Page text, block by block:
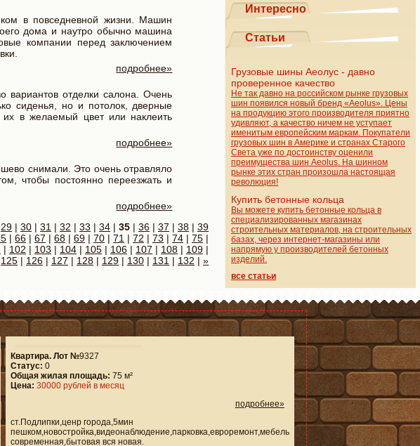
в повседневной жизни. Машин
дома и наутро обычно машина
компании перед заключением
подробнее»
вариантов отделки салона. Очень
сиденья, но и потолок, дверные
их в желаемый цвет или наклеить
подробнее»
снимали. Это очень отравляло
чтобы постоянно переезжать и
подробнее»
29 | 30 | 31 | 32 | 33 | 34 | 35 | 36 | 37 | 38 | 39
| 66 | 67 | 68 | 69 | 70 | 71 | 72 | 73 | 74 | 75 |
| 102 | 103 | 104 | 105 | 106 | 107 | 108 | 109 |
125 | 126 | 127 | 128 | 129 | 130 | 131 | 132 | »
Интересно
Статьи
Грузовые шины Аеолус - давно
проверенное качество
Не так давно на российском рынке грузовых
шин появился новый бренд «Aeolus». Цены
на продукцию этого производителя приятно
удивляют, а качество ничем не уступает
именитым европейским маркам. Покупатели
грузовых шин в Америке и странах Старого
Света уже по достоинству оценили
преимущества шин Aeolus. На шинном
рынке этих стран произошла настоящая
революция!
Купить бетонные кольца
Вы можете купить бетонные кольца в
специализированных магазинах
строительных материалов, на строительных
базах, через интернет-магазины или
напрямую у производителей бетонных
изделий.
все статьи
Квартира. Лот №9327
Статус: 0
Общая жилая площадь: 75 м²
Цена: 30000 рублей в месяц
подробнее»
ст.Подлипки,ценр города,5мин
пешком,новостройка,видеонаблюдение,парковка,евроремонт,мебель
современная,бытовая вся новая.